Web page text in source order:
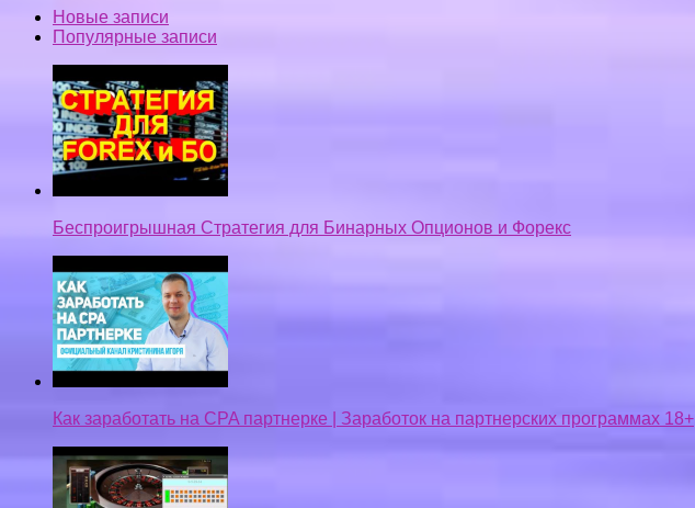
Новые записи
Популярные записи
Беспроигрышная Стратегия для Бинарных Опционов и Форекс
Как заработать на CPA партнерке | Заработок на партнерских программах 18+